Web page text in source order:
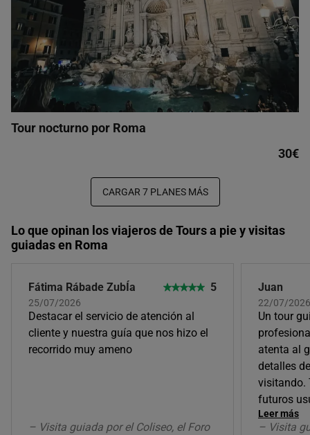
Tour nocturno por Roma
30€
CARGAR 7 PLANES MÁS
Lo que opinan los viajeros de Tours a pie y visitas
guiadas en Roma
Fátima Rábade ZubÍa
25/07/2026
5
Destacar el servicio de atención al
cliente y nuestra guía que nos hizo el
recorrido muy ameno
– Visita guiada por el Coliseo, el Foro
Juan
22/07/2026
Un tour
atenta al
detalles
visitando.
futuros
Leer más
– Visita